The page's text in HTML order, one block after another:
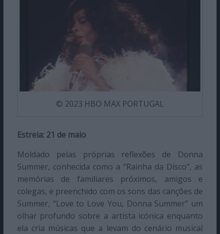
© 2023 HBO MAX PORTUGAL
Estreia: 21 de maio
Moldado pelas próprias reflexões de Donna
Summer, conhecida como a “Rainha da Disco”, as
memórias de familiares próximos, amigos e
colegas, e preenchido com os sons das canções de
Summer, “Love to Love You, Donna Summer” um
olhar profundo sobre a artista icónica enquanto
ela cria músicas que a levam do cenário musical